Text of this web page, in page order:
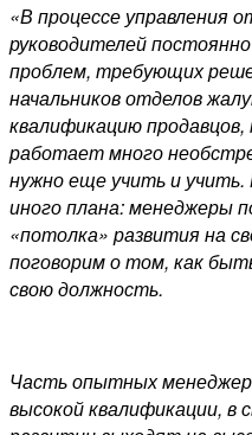
«В процессе управления
руководителей
проблем, требующих
начальников отделов
квалификацию
работает много
нужно еще учить и
иного плана: менеджеры
«потолка» развития на
поговорим о том, как
свою должность.
Часть опытных
высокой квалификации, в